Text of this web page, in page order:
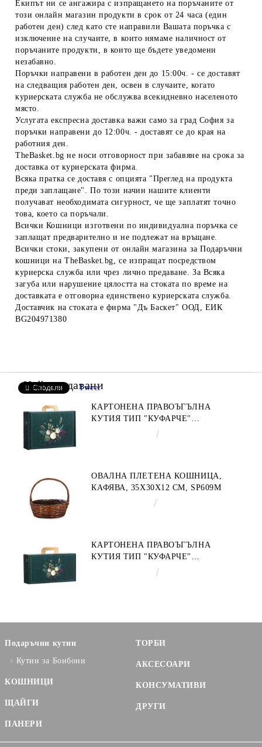
Екипът ни се ангажира с изпращането на поръчаните от
този онлайн магазин продукти в срок от 24 часа (един
работен ден) след като сте направили Вашата поръчка с
изключение на случаите, в които нямаме наличност от
поръчаните продукти, в които ще бъдете уведомени
незабавно.
Поръчки направени в работен ден до 15:00ч. - се доставят
на следващия работен ден, освен в случаите, когато
куриерската служба не обслужва всекидневно населеното
място.
Услугата експресна доставка важи само за град София за
поръчки направени до 12:00ч. - доставят се до края на
работния ден.
TheBasket.bg не носи отговорност при забавяне на срока за
доставка от куриерската фирма.
Всяка пратка се доставя с опцията "Преглед на продукта
преди заплащане". По този начин нашите клиенти
получават необходимата сигурност, че ще заплатят точно
това, което са поръчали.
Всички Кошници изготвени по индивидуална поръчка се
заплащат предварително и не подлежат на връщане.
Всички стоки, закупени от онлайн магазина за Подаръчни
кошници на TheBasket.bg, се изпращат посредством
куриерска служба или чрез лично предаване. За Всяка
загуба или нарушение цялостта на стоката по време на
доставката е отговорна единствено куриерската служба.
Доставчик на стоката е фирма "Дъ Баскет" ООД, ЕИК
BG204971380
Сподели Tweet
Най-продавани
КАРТОНЕНА ПРАВОЪГЪЛНА
КУТИЯ ТИП "КУФАРЧЕ"
ENCHANTED NATURE, ЗЕЛЕНО/
ОВАЛНА ПЛЕТЕНА КОШНИЦА,
КАФЯВА, 35X30X12 СМ, SP609M
КАРТОНЕНА ПРАВОЪГЪЛНА
КУТИЯ ТИП "КУФАРЧЕ"
ENCHANTED NATURE, ЗЕЛЕНО/
Подаръчни кутии
Кутии за Бонбони
КОШНИЦИ
ЩАЙГИ
ПАНЕРИ
ТОРБИ
АКСЕСОАРИ
КОНСУМАТИВИ
ДРУГИ